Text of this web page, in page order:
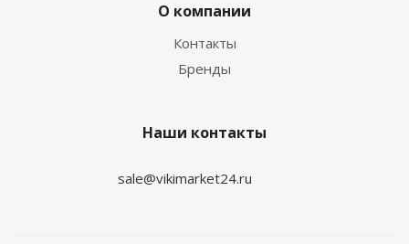
О компании
Контакты
Бренды
Наши контакты
sale@vikimarket24.ru